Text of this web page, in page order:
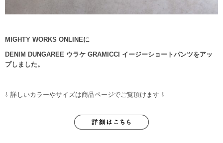
MIGHTY WORKS ONLINEに
DENIM DUNGAREE ウラケ GRAMICCI イージーショートパンツをアッ
プしました。
⇩ 詳しいカラーやサイズは商品ページでご覧頂けます ⇩